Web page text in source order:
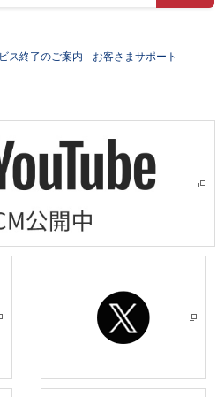
ス終了のご案内
お客さまサポート